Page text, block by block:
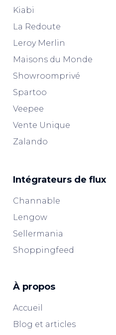
Kiabi
La Redoute
Leroy Merlin
Maisons du Monde
Showroomprivé
Spartoo
Veepee
Vente Unique
Zalando
Intégrateurs de flux
Channable
Lengow
Sellermania
Shoppingfeed
À propos
Accueil
Blog et articles